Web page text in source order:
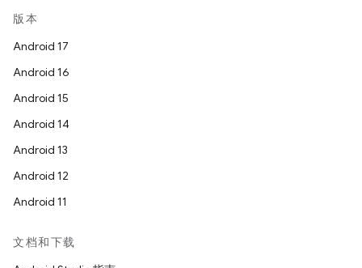
版本
Android 17
Android 16
Android 15
Android 14
Android 13
Android 12
Android 11
文档和下载